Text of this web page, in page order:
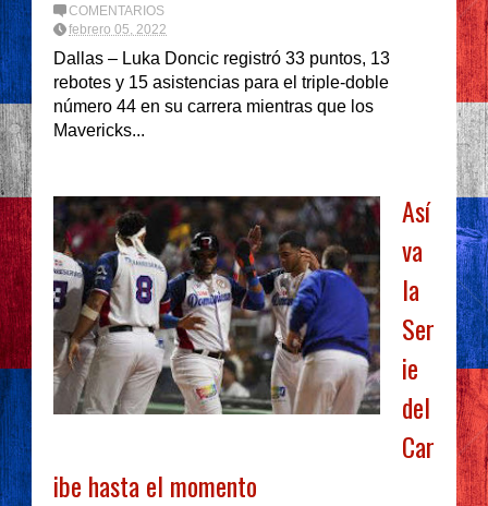
COMENTARIOS
febrero 05, 2022
Dallas – Luka Doncic registró 33 puntos, 13
rebotes y 15 asistencias para el triple-doble
número 44 en su carrera mientras que los
Mavericks...
Así
va
la
Ser
ie
del
Car
ibe hasta el momento